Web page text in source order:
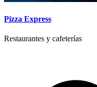
Pizza Express
Restaurantes y cafeterías